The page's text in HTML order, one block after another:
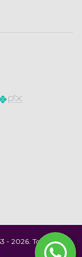
- 2026. Todos os